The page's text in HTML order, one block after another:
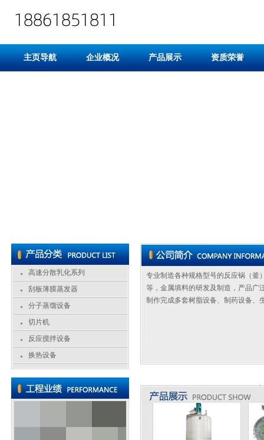
主页导航 企业概况 产品展示 资质荣誉
高速分散乳化系列
刮板薄膜蒸发器
分子蒸馏设备
切片机
反应搅拌设备
换热设备
专业制造各种规格型号的反应锅（釜
等，金属填料的研发及制造，产品广
制作完成多套树脂设备、制药设备、
切片机